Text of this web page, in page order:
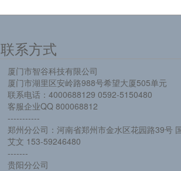
联系方式
厦门市智谷科技有限公司
厦门市湖里区安岭路988号希望大厦505单元
联系电话：4000688129 0592-5150480
客服企业QQ 800068812
-----------
郑州分公司：河南省郑州市金水区花园路39号
艾文 153-59246480
-------
贵阳分公司